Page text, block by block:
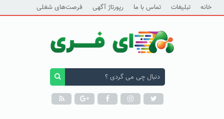
خانه تبلیغات تماس با ما رپورتاژ آگهی فرصت‌های شغلی